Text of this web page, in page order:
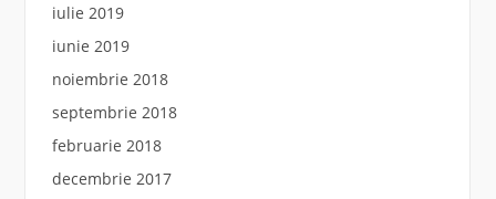
iulie 2019
iunie 2019
noiembrie 2018
septembrie 2018
februarie 2018
decembrie 2017